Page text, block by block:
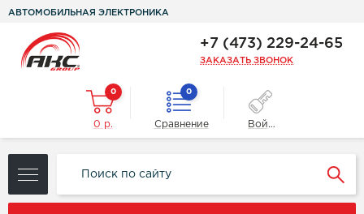
АВТОМОБИЛЬНАЯ ЭЛЕКТРОНИКА
+7 (473) 229-24-65
ЗАКАЗАТЬ ЗВОНОК
0
0 р.
0
Сравнение Войти